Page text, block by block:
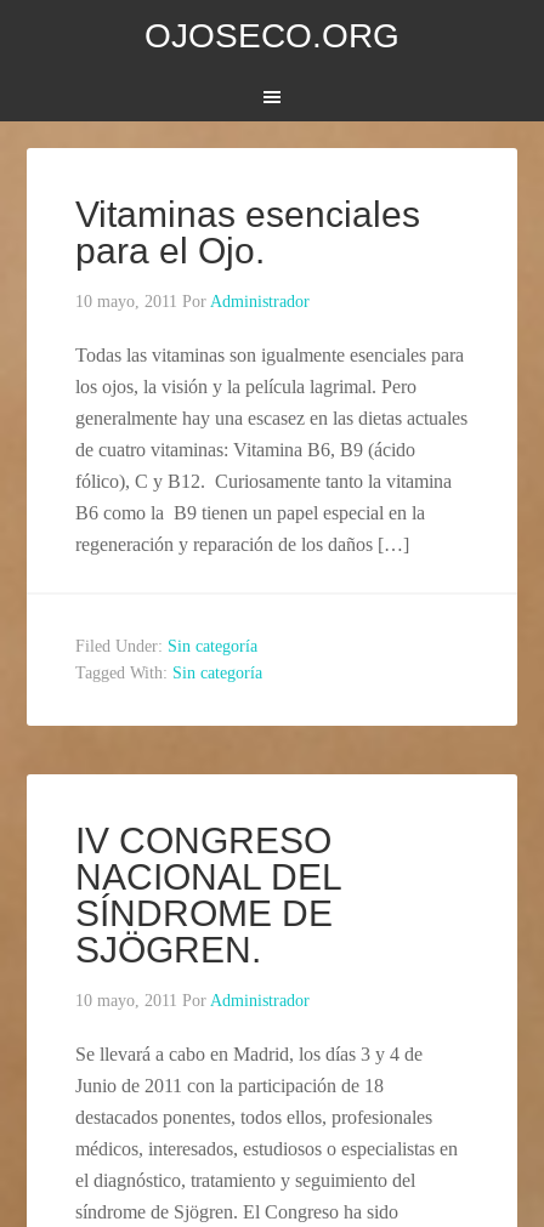
OJOSECO.ORG
Vitaminas esenciales
para el Ojo.
10 mayo, 2011 PorAdministrador
Todas las vitaminas son igualmente esenciales para
los ojos, la visión y la película lagrimal. Pero
generalmente hay una escasez en las dietas actuales
de cuatro vitaminas: Vitamina B6, B9 (ácido
fólico), C y B12. Curiosamente tanto la vitamina
B6 como la B9 tienen un papel especial en la
regeneración y reparación de los daños […]
Filed Under: Sin categoría
Tagged With: Sin categoría
IV CONGRESO
NACIONAL DEL
SÍNDROME DE
SJÖGREN.
10 mayo, 2011 PorAdministrador
Se llevará a cabo en Madrid, los días 3 y 4 de
Junio de 2011 con la participación de 18
destacados ponentes, todos ellos, profesionales
médicos, interesados, estudiosos o especialistas en
el diagnóstico, tratamiento y seguimiento del
síndrome de Sjögren. El Congreso ha sido